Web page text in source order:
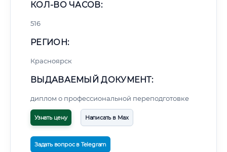
КОЛ-ВО ЧАСОВ:
516
РЕГИОН:
Красноярск
ВЫДАВАЕМЫЙ ДОКУМЕНТ:
диплом о профессиональной переподготовке
Узнать цену Написать в Max
Задать вопрос в Telegram